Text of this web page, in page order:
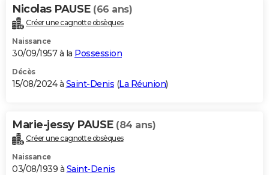
Nicolas PAUSE (66 ans)
Créer une cagnotte obsèques
Naissance
30/09/1957 à la Possession
Décès
15/08/2024 à Saint-Denis (La Réunion)
Marie-jessy PAUSE (84 ans)
Créer une cagnotte obsèques
Naissance
03/08/1939 à Saint-Denis